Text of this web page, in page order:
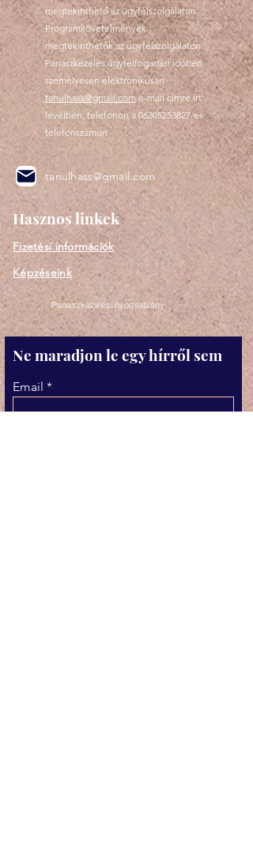
megtekinthető az ügyfélszolgálaton
Programkövetelmények
megtekinthetők az ügyfélszolgálaton
Panaszkezelés ügyfélfogadási időben
személyesen elektronikusan
tanulhass@gmail.com e-mail címre írt
levélben, telefonon a 06305253827-es
telefonszámon
tanulhass@gmail.com
Hasznos linkek
Fizetési információk
Képzéseink
Panaszkezelési nyomtatvány
Ne maradjon le egy hírről sem
Email